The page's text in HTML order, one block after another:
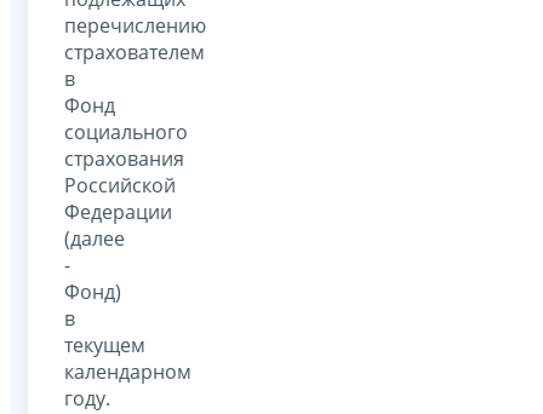
перечислению
страхователем
в
Фонд
социального
страхования
Российской
Федерации
(далее
-
Фонд)
в
текущем
календарном
году.